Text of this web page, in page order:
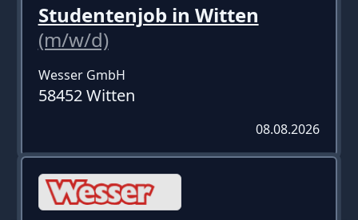
Studentenjob in Witten
(m/w/d)
Wesser GmbH
58452 Witten
08.08.2026